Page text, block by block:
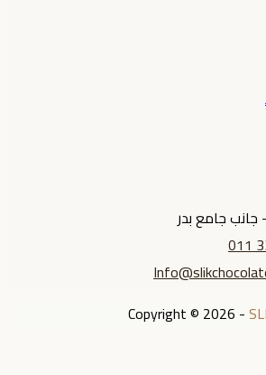
جانب جامع بدر
Copyright © 2026 -